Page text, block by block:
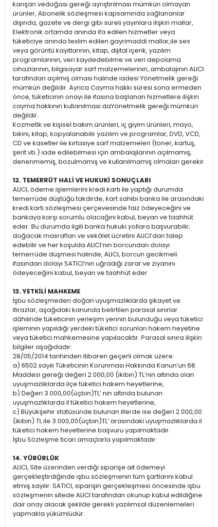
karışan vedoğası gereği ayrıştırılması mümkün olmayan
ürünler, Abonelik sözleşmesi kapsamında sağlananlar
dışında, gazete ve dergi gibi süreli yayınlara ilişkin mallar,
Elektronik ortamda anında ifa edilen hizmetler veya
tüketiciye anında teslim edilen gayrimaddi mallar,ile ses
veya görüntü kayıtlarının, kitap, dijital içerik, yazılım
programlarının, veri kaydedebilme ve veri depolama
cihazlarının, bilgisayar sarf malzemelerinin, ambalajının ALICI
tarafından açılmış olması halinde iadesi Yönetmelik gereği
mümkün değildir. Ayrıca Cayma hakkı süresi sona ermeden
önce, tüketicinin onayı ile ifasına başlanan hizmetlere ilişkin
cayma hakkının kullanılması daYönetmelik gereği mümkün
değildir.
Kozmetik ve kişisel bakım ürünleri, iç giyim ürünleri, mayo,
bikini, kitap, kopyalanabilir yazılım ve programlar, DVD, VCD,
CD ve kasetler ile kırtasiye sarf malzemeleri (toner, kartuş,
şerit vb.) iade edilebilmesi için ambalajlarının açılmamış,
denenmemiş, bozulmamış ve kullanılmamış olmaları gerekir.
12. TEMERRÜT HALİ VE HUKUKİ SONUÇLARI
ALICI, ödeme işlemlerini kredi kartı ile yaptığı durumda
temerrüde düştüğü takdirde, kart sahibi banka ile arasındaki
kredi kartı sözleşmesi çerçevesinde faiz ödeyeceğini ve
bankaya karşı sorumlu olacağını kabul, beyan ve taahhüt
eder. Bu durumda ilgili banka hukuki yollara başvurabilir;
doğacak masrafları ve vekâlet ücretini ALICI’dan talep
edebilir ve her koşulda ALICI’nın borcundan dolayı
temerrüde düşmesi halinde, ALICI, borcun gecikmeli
ifasından dolayı SATICI’nın uğradığı zarar ve ziyanını
ödeyeceğini kabul, beyan ve taahhüt eder
13. YETKİLİ MAHKEME
İşbu sözleşmeden doğan uyuşmazlıklarda şikayet ve
itirazlar, aşağıdaki kanunda belirtilen parasal sınırlar
dâhilinde tüketicinin yerleşim yerinin bulunduğu veya tüketici
işleminin yapıldığı yerdeki tüketici sorunları hakem heyetine
veya tüketici mahkemesine yapılacaktır. Parasal sınıra ilişkin
bilgiler aşağıdadır:
28/05/2014 tarihinden itibaren geçerli olmak üzere:
a) 6502 sayılı Tüketicinin Korunması Hakkında Kanun’un 68.
Maddesi gereği değeri 2.000,00 (ikibin) TL’nin altında olan
uyuşmazlıklarda ilçe tüketici hakem heyetlerine,
b) Değeri 3.000,00(üçbin)TL’ nin altında bulunan
uyuşmazlıklarda il tüketici hakem heyetlerine,
c) Büyükşehir statüsünde bulunan illerde ise değeri 2.000,00
(ikibin) TL ile 3.000,00(üçbin)TL’ arasındaki uyuşmazlıklarda il
tüketici hakem heyetlerine başvuru yapılmaktadır.
İşbu Sözleşme ticari amaçlarla yapılmaktadır.
14. YÜRÜRLÜK
ALICI, Site üzerinden verdiği siparişe ait ödemeyi
gerçekleştirdiğinde işbu sözleşmenin tüm şartlarını kabul
etmiş sayılır. SATICI, siparişin gerçekleşmesi öncesinde işbu
sözleşmenin sitede ALICI tarafından okunup kabul edildiğine
dair onay alacak şekilde gerekli yazılımsal düzenlemeleri
yapmakla yükümlüdür.